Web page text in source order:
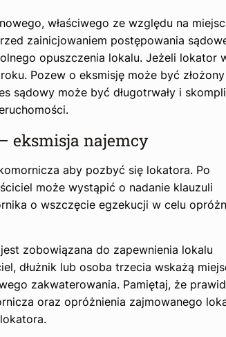
właściwego ze względu na
zainicjowaniem postępowania
opuszczenia lokalu. Jeżeli lokator
Pozew o eksmisję może być
sądowy może być długotrwały i
eksmisja najemcy
aby pozbyć się lokatora. Po
może wystąpić o nadanie klauzuli
o wszczęcie egzekucji w celu
zobowiązana do zapewnienia lokalu
dłużnik lub osoba trzecia wskażą
zakwaterowania. Pamiętaj, że
oraz opróżnienia zajmowanego